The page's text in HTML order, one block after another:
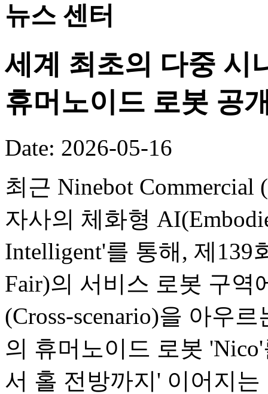
뉴스 센터
세계 최초의 다중 시
휴머노이드 로봇 공
Date: 2026-05-16
최근 Ninebot Commercial
자사의 체화형
Intelligent'를 통해, 제139
Fair)의 서비스 로봇 구역
(Cross-scenario)을 아우
의 휴머노이드 로봇
서 홀 전방까지' 이어지